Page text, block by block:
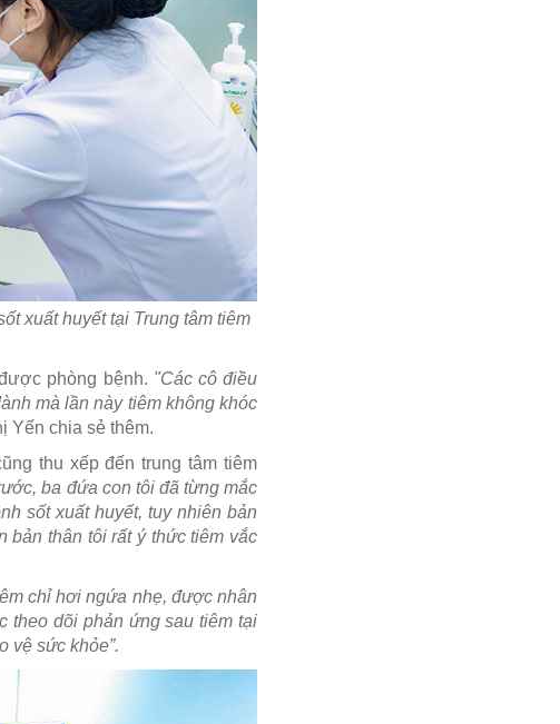
xuất huyết tại Trung tâm tiêm
phòng bệnh. "Các cô điều
mà lần này tiêm không khóc
Yến chia sẻ thêm.
thu xếp đến trung tâm tiêm
ba đứa con tôi đã từng mắc
sốt xuất huyết, tuy nhiên bản
bản thân tôi rất ý thức tiêm vắc
chỉ hơi ngứa nhẹ, được nhân
theo dõi phản ứng sau tiêm tại
vệ sức khỏe”.